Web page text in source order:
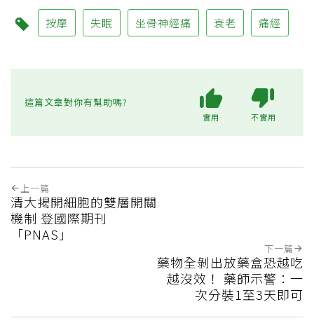
按摩 失眠 坐骨神經痛 衰老 痛經
這篇文章對你有幫助嗎?
實用 不實用
上一篇
清大揭開細胞的雙層開關
機制 登國際期刊
「PNAS」
下一篇
藥物全剝出放藥盒恐越吃
越沒效！ 藥師示警：一
次分裝1至3天即可